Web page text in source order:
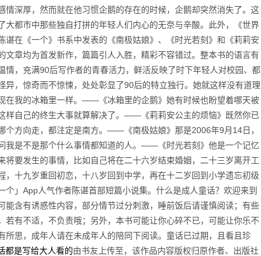
情深厚，然而就在他习惯企鹅的存在的时候，企鹅却突然消失了。这
大都市中那些独自打拼的年轻人们内心的无奈与辛酸。此外，《世界
谌在《一个》书系中发表的《南极姑娘》、《时光若刻》和《莉莉安
文章均为首发新作，篇篇引人入胜，精彩不容错过。整本书的语言有
情，充满90后写作者的青春活力，鲜活反映了时下年轻人对校园、都
异，惊奇而不惊悚，处处彰显了90后的特立独行。她就这样没有道理
在我的冰箱里一样。——《冰箱里的企鹅》她有时候也盼望着哪天被
样自己的终生大事就算解决了。——《莉莉安公主的烦恼》既然你已
个方向走，都注定是南方。——《南极姑娘》那是2006年9月14日，
我是不是那个什么事情都知道的人。——《时光若刻》他是一个记忆
将要发生的事情，比如自己将在二十六岁结束婚姻，二十三岁离开工
，十九岁重回初恋，十八岁回到中学，再在十二岁回到小学遗忘初级
」App人气作者陈谌首部短篇小说集。什么是成人童话？欢迎来到
能含有诱惑性内容，部分情节过分刺激，睡前饭后请谨慎阅读；有些
若有不适，不负责哦；另外，本书可能让你心碎不已，可能让你乐不
所思，成年人请在未成年人的陪同下阅读。童话已过期，且看且珍
都是写给大人看的由书友上传至，该作品内容版权归原作者、出版社